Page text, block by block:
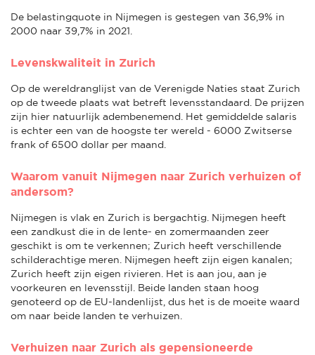
De belastingquote in Nijmegen is gestegen van 36,9% in
2000 naar 39,7% in 2021.
Levenskwaliteit in Zurich
Op de wereldranglijst van de Verenigde Naties staat Zurich
op de tweede plaats wat betreft levensstandaard. De prijzen
zijn hier natuurlijk adembenemend. Het gemiddelde salaris
is echter een van de hoogste ter wereld - 6000 Zwitserse
frank of 6500 dollar per maand.
Waarom vanuit Nijmegen naar Zurich verhuizen of
andersom?
Nijmegen is vlak en Zurich is bergachtig. Nijmegen heeft
een zandkust die in de lente- en zomermaanden zeer
geschikt is om te verkennen; Zurich heeft verschillende
schilderachtige meren. Nijmegen heeft zijn eigen kanalen;
Zurich heeft zijn eigen rivieren. Het is aan jou, aan je
voorkeuren en levensstijl. Beide landen staan hoog
genoteerd op de EU-landenlijst, dus het is de moeite waard
om naar beide landen te verhuizen.
Verhuizen naar Zurich als gepensioneerde